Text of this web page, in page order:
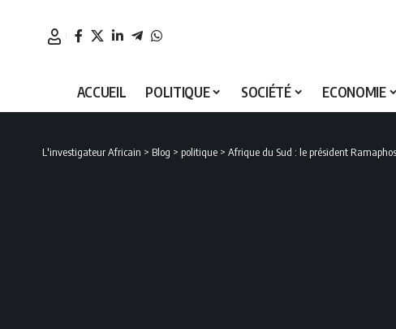
ACCUEIL POLITIQUE SOCIÉTÉ ECONOMIE
L'investigateur Africain > Blog > politique > Afrique du Sud : le président